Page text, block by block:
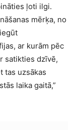
ļoti ilgi.
mērķa, no
ar kurām pēc
satikties dzīvē,
tas uzsākas
laika gaitā,”